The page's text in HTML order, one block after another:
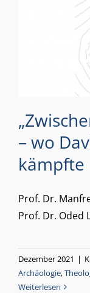
– wo
kämpfte
Prof. Dr.
Prof. Dr. Oded
Dezember 2021 |
Archäologie,
Weiterlesen